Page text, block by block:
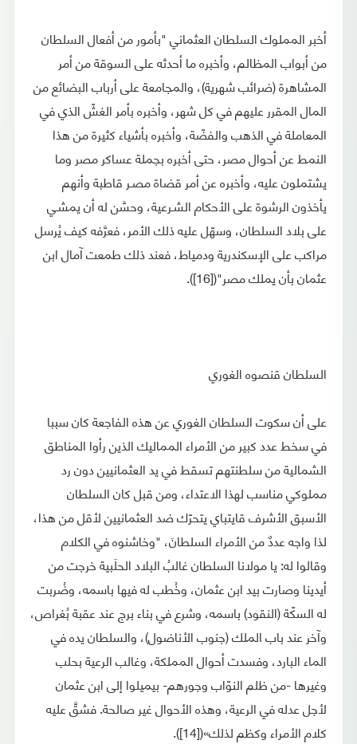
أخبر المملوك السلطان العثماني "بأمور من أفعال السلطان
من أبواب المظالم، وأخبره ما أحدثه على السوقة من أمر
المشاهرة (ضرائب شهرية)، والمجامعة على أرباب البضائع من
المال المقرر عليهم في كل شهر، وأخبره بأمر الغشّ الذي في
المعاملة في الذهب والفضّة، وأخبره بأشياء كثيرة من هذا
النمط عن أحوال مصر، حتى أخبره بجملة عساكر مصر وما
يشتملون عليه، وأخبره عن أمر قضاة مصـر قاطبة وأنهم
يأخذون الرشوة على الأحكام الشـرعية، وحسَّن له أن يمشـي
على بلاد السلطان، وسهّل عليه ذلك الأمر، فعرَّفه كيف يُرسل
مراكب على الإسكندرية ودمياط، فعند ذلك طمعت آمال ابن
عثمان بأن يملك مصر"([16]).
السلطان قنصوه الغوري
على أن سكوت السلطان الغوري عن هذه الفاجعة كان سببا
في سخط عدد كبير من الأمراء المماليك الذين رأوا المناطق
الشمالية من سلطنتهم تسقط في يد العثمانيين دون رد
مملوكي مناسب لهذا الاعتداء، ومن قبل كان السلطان
الأسبق الأشرف قايتباي يتحرّك ضد العثمانيين لأقل من هذا،
لذا واجه عددٌ من الأمراء السلطانَ، "وخاشنوه في الكلام
وقالوا له: يا مولانا السلطان غالبُ البلاد الحلَبية خرجت من
أيدينا وصارت بيد ابن عثمان، وخُطب له فيها باسمه، وضُربت
له السكّة (النقود) باسمه، وشرع في بناء برج عند عقبة بُغراص،
وآخر عند باب الملك (جنوب الأناضول)، والسلطان يده في
الماء البارد، وفسدت أحوال المملكة، وغالب الرعية بحلب
وغيرها -من ظلم النوّاب وجورهم- بيميلوا إلى ابن عثمان
لأجل عدله في الرعية، وهذه الأحوال غير صالحة. فشقَّ عليه
كلام الأمراء وكظم لذلك»([14]).